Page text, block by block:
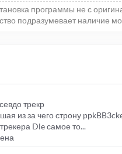
программы не с
подразумевает наличие
трекр
из за чего строну
Dle самое то...